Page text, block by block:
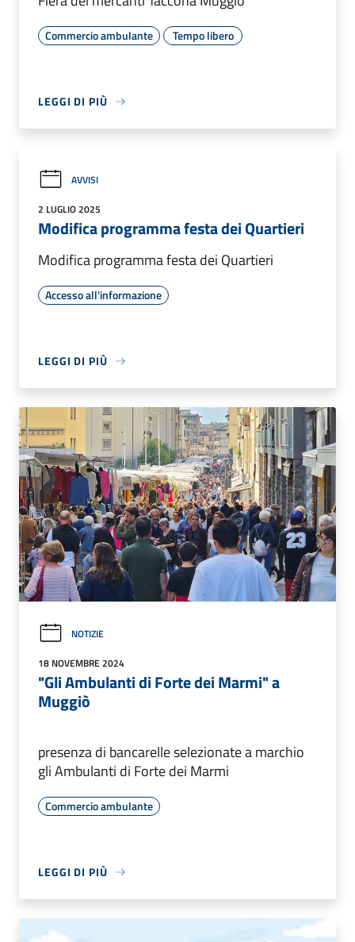
Commercio ambulante Tempo libero
LEGGI DI PIÙ
AVVISI
2 LUGLIO 2025
Modifica programma festa dei Quartieri
Modifica programma festa dei Quartieri
Accesso all'informazione
LEGGI DI PIÙ
NOTIZIE
18 NOVEMBRE 2024
"Gli Ambulanti di Forte dei Marmi" a
Muggiò
presenza di bancarelle selezionate a marchio
gli Ambulanti di Forte dei Marmi
Commercio ambulante
LEGGI DI PIÙ